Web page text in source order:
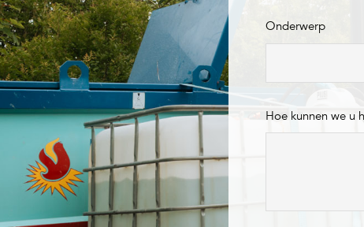
Onderwerp
Hoe kunnen we u